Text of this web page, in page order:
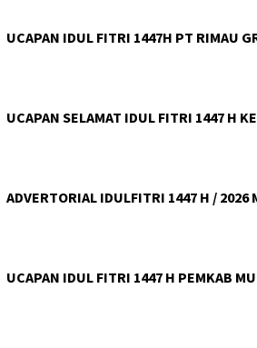
UCAPAN IDUL FITRI 1447H PT RIMAU
UCAPAN SELAMAT IDUL FITRI 1447 H
ADVERTORIAL IDULFITRI 1447 H / 2026
UCAPAN IDUL FITRI 1447 H PEMKAB